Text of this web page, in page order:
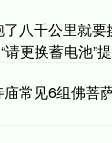
八千公里就要
更换蓄电池”
常见6组佛菩